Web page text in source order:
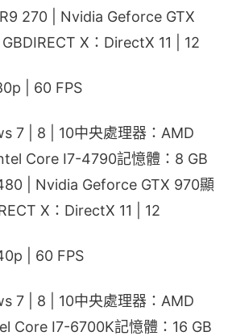
270 | Nvidia Geforce GTX
X：DirectX 11 | 12
| 60 FPS
7 | 8 | 10中央處理器：AMD
Core I7-4790記憶體：8 GB
| Nvidia Geforce GTX 970顯
X：DirectX 11 | 12
| 60 FPS
7 | 8 | 10中央處理器：AMD
Core I7-6700K記憶體：16 GB